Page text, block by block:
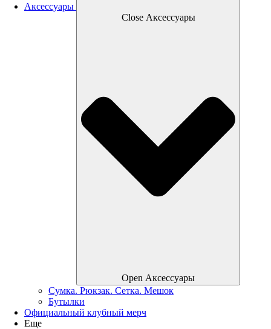
Аксессуары
Close Аксессуары
Open Аксессуары
Сумка. Рюкзак. Сетка. Мешок
Бутылки
Официальный клубный мерч
Еще